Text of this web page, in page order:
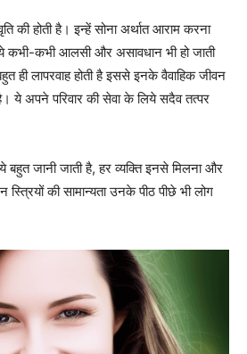
की होती है। इन्हें सोना अर्थात आराम करना
कभी-कभी आलसी और असावधान भी हो जाती
ही लापरवाह होती है इससे इनके वैवाहिक जीवन
ये अपने परिवार की सेवा के लिये सदैव तत्पर
जानी जाती है, हर व्यक्ति इनसे मिलना और
की सामान्यता उनके पीठ पीछे भी लोग